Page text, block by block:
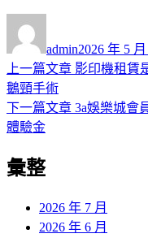
者
admin佈
日
2026 年 5 月
文
章
導
覽
上一篇文章 上
篇
影印機租賃
鵝頸手術
下一篇文章 下
3a娛樂城會
體驗金
彙整
2026 年 7 月
2026 年 6 月